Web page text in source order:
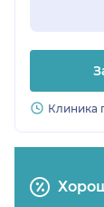
Клиника